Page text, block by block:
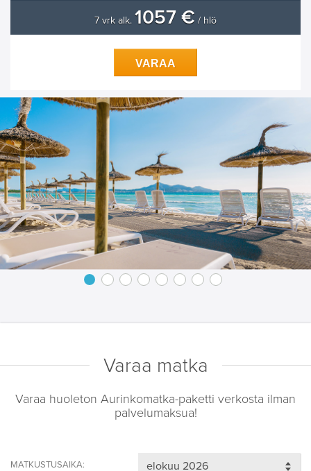
7 vrk alk. 1057 € / hlö
VARAA
Varaa matka
Varaa huoleton Aurinkomatka-paketti verkosta ilman
palvelumaksua!
MATKUSTUSAIKA: